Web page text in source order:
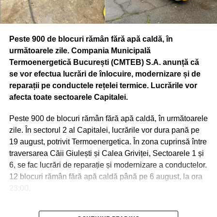
Municipiului Bucureşti, în parteneriat cu Muzeul
Municipiului Bucureşti. În cadrul proiectului vor fi
itinerante proprii referitoare la istoria Jandarmeriei
(uniforme naţionale şi internaţionale), puse la dispoziţie
de Inspectoratul General al Jandarmeriei Române,
materiale şi machete puse la dispoziţie de Institutul
Astronomic al Academiei Române şi de Observatorul
Astronomic Amiral Vasile Urseanu – Muzeul Municipiului
Societatea de Transport Bucureşti.
CASA DINU LIPATTI (BD. LASCĂR CATARGIU, NR. 12)
Vineri, 20 septembrie, ora 18.00 – „Zilele Bucureştiului” la
Casa Dinu Lipatti – Recital Tinere Talente. Eveniment
organizat de Muzeul Municipiului Bucureşti şi Fundaţia
Regală Margareta a României. Accesul este gratuit în
Solişti: Iuliana Ioana (soprană), Olga Florea (soprană),
Peste 900 de blocuri rămân fără apă caldă, în
următoarele zile. Compania Municipală
Termoenergetică București (CMTEB) S.A. anunță că
se vor efectua lucrări de înlocuire, modernizare și de
reparații pe conductele rețelei termice. Lucrările vor
afecta toate sectoarele Capitalei.
Peste 900 de blocuri rămân fără apă caldă, în următoarele
zile. În sectorul 2 al Capitalei, lucrările vor dura pană pe
19 august, potrivit Termoenergetica. În zona cuprinsă între
traversarea Căii Giulești și Calea Griviței, Sectoarele 1 și
6, se fac lucrări de reparație și modernizare a conductelor.
12 blocuri rămân fără apă caldă până pe 6 august, la ora
23:00.
Anul de punere în funcțiune a conductei din această zonă